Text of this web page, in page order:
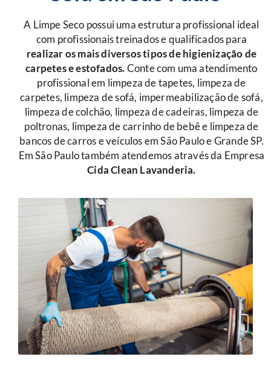
A Limpe Seco possui uma estrutura profissional ideal
com profissionais treinados e qualificados para
realizar os mais diversos tipos de higienização de
carpetes e estofados. Conte com uma atendimento
profissional em limpeza de tapetes, limpeza de
carpetes, limpeza de sofá, impermeabilização de sofá,
limpeza de colchão, limpeza de cadeiras, limpeza de
poltronas, limpeza de carrinho de bebê e limpeza de
bancos de carros e veículos em São Paulo e Grande SP.
Em São Paulo também atendemos através da Empresa
Cida Clean Lavanderia.